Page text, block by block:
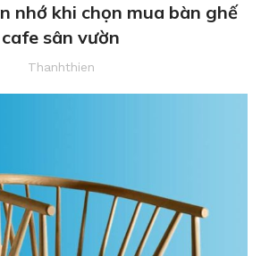
nhớ khi chọn mua bàn ghế
cafe sân vườn
Thanhthien